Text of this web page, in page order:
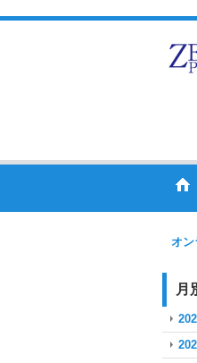
オン
月